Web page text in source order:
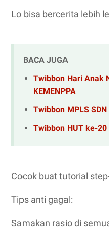
Lo bisa bercerita lebih
BACA JUGA
Twibbon Hari Anak
KEMENPPA
Twibbon MPLS SDN
Twibbon HUT ke-20
Cocok buat tutorial
Tips anti gagal:
Samakan rasio di